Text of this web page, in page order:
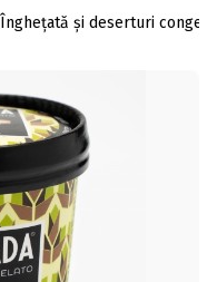
Înghețată și deserturi